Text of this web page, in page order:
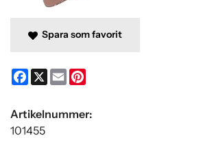
Spara som favorit
Facebook
X Email
Artikelnummer:
101455